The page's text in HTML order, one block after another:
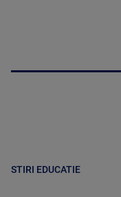
STIRI EDUCATIE